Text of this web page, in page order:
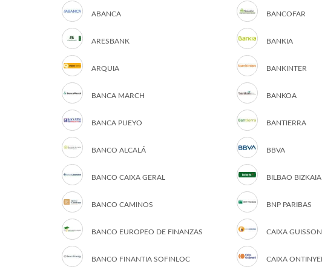
ABANCA
ARESBANK
ARQUIA
BANCA MARCH
BANCA PUEYO
BANCO ALCALÁ
BANCO CAIXA GERAL
BANCO CAMINOS
BANCO EUROPEO DE FINANZAS
BANCO FINANTIA SOFINLOC
BANCOFAR
BANKIA
BANKINTER
BANKOA
BANTIERRA
BBVA
BILBAO
BNP PARIBAS
CAIXA
CAIXA